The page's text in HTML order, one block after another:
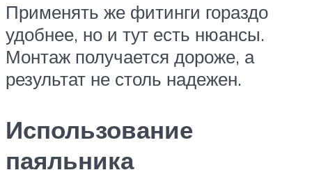
Применять же фитинги гораздо
удобнее, но и тут есть нюансы.
Монтаж получается дороже, а
результат не столь надежен.
Использование
паяльника